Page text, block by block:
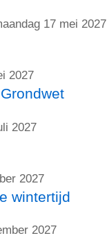
17 mei 2027
2027
2027
2027
wintertijd
2027